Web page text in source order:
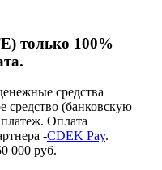
100%
средства
средство (банковскую
Оплата
-CDEK Pay.
000 руб.